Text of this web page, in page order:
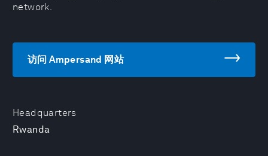
Headquarters
Rwanda
network.
访问 Ampersand 网站